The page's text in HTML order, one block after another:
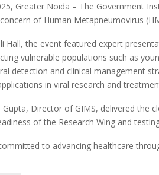
Greater Noida – The Government
of Human Metapneumovirus
Hall, the event featured expert
vulnerable populations such as
detection and clinical management
in viral research and
Gupta, Director of GIMS, delivered the
of the Research Wing and
to advancing healthcare